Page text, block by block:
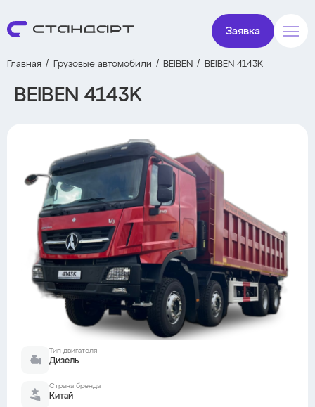
Заявка
Главная Грузовые автомобили BEIBEN BEIBEN 4143K
BEIBEN 4143K
Тип двигателя
Дизель
Страна бренда
Китай